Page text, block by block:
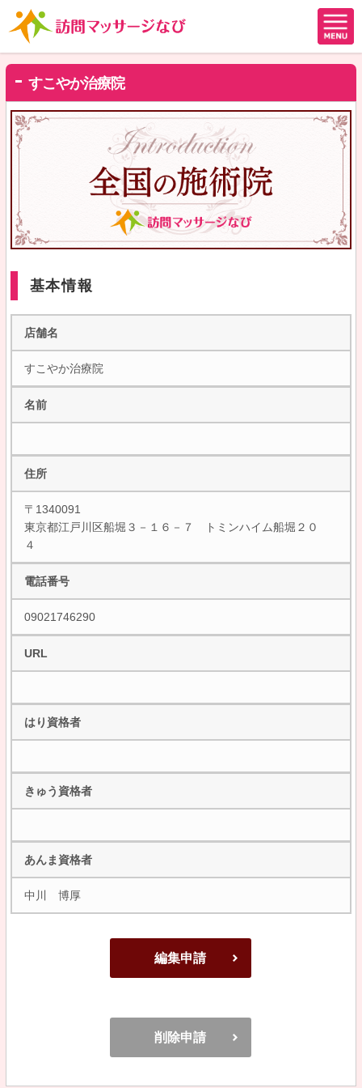
すこやか治療院
基本情報
店舗名
すこやか治療院
名前
住所
〒1340091
東京都江戸川区船堀３－１６－７ トミンハイム船堀２０
４
電話番号
09021746290
URL
はり資格者
きゅう資格者
あんま資格者
中川 博厚
編集申請
削除申請